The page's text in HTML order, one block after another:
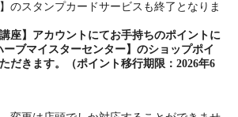
のスタンプカードサービスも終了となりま
座】アカウントにてお手持ちのポイントに
ブマイスターセンター】のショップポイ
だきます。（ポイント移行期限：2026年6